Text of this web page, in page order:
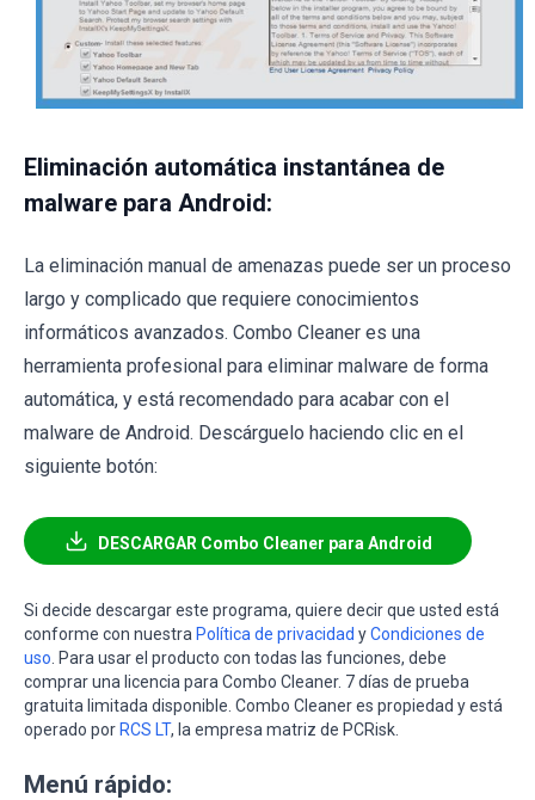
Eliminación automática instantánea de
malware para Android:
La eliminación manual de amenazas puede ser un proceso
largo y complicado que requiere conocimientos
informáticos avanzados. Combo Cleaner es una
herramienta profesional para eliminar malware de forma
automática, y está recomendado para acabar con el
malware de Android. Descárguelo haciendo clic en el
siguiente botón:
DESCARGAR Combo Cleaner para Android
Si decide descargar este programa, quiere decir que usted está
conforme con nuestra Política de privacidad yCondiciones de
uso . Para usar el producto con todas las funciones, debe
comprar una licencia para Combo Cleaner. 7 días de prueba
gratuita limitada disponible. Combo Cleaner es propiedad y está
operado por RCS LT, la empresa matriz de PCRisk.
Menú rápido: